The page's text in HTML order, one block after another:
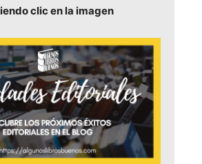
clic en la imagen